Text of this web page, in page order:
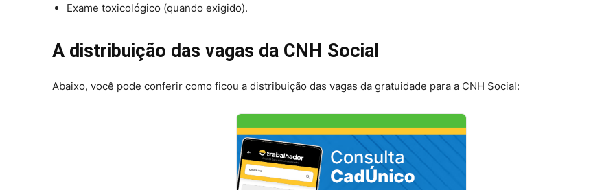
Exame toxicológico (quando exigido).
A distribuição das vagas da CNH Social
Abaixo, você pode conferir como ficou a distribuição das vagas da gratuidade para a CNH Social: